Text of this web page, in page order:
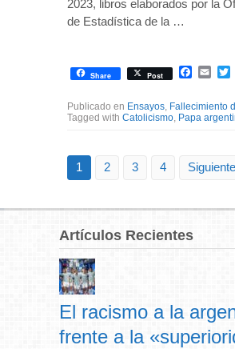
2023, libros elaborados por la
de Estadística de la …
Share Post
Publicado en Ensayos, Fallecimiento
Tagged with Catolicismo, Papa
1 2 3 4
Artículos Recientes
El racismo a la
frente a la